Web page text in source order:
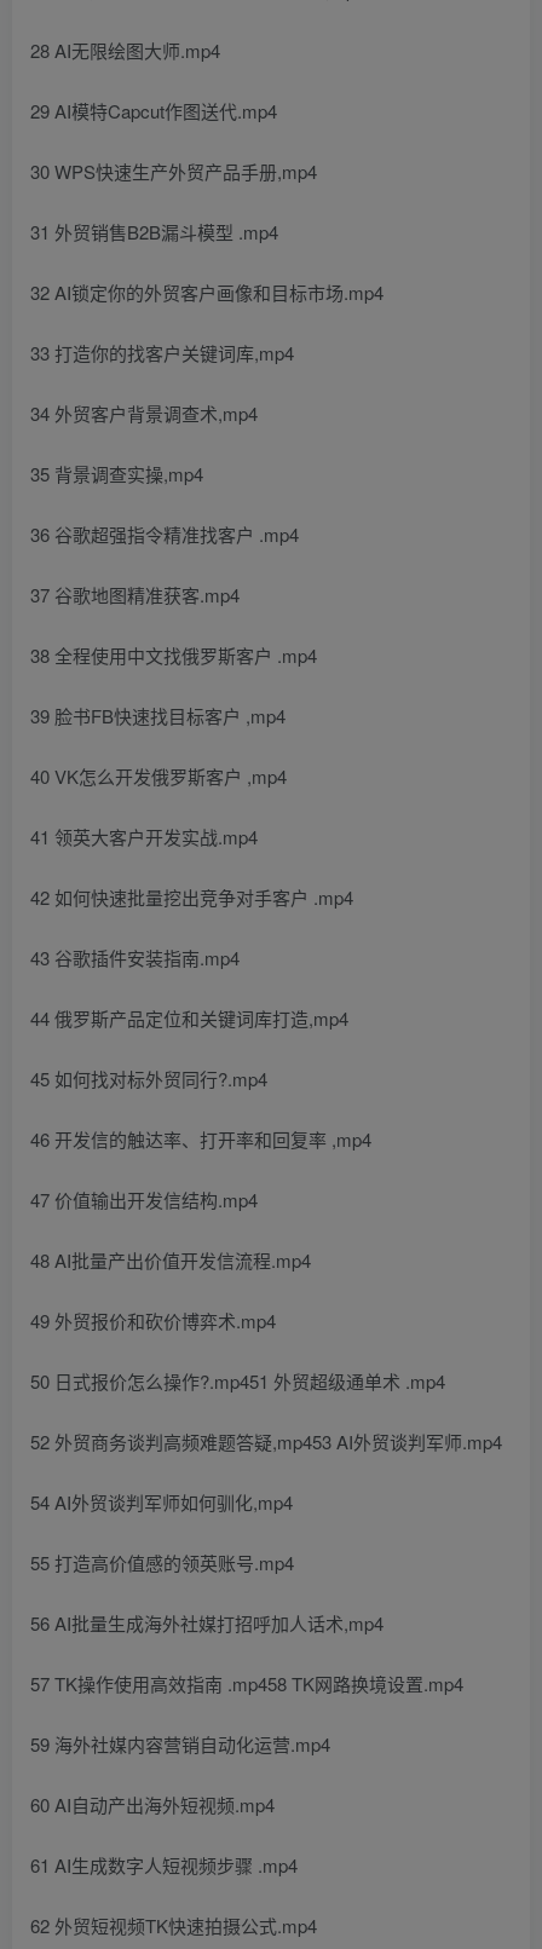
28 AI无限绘图大师.mp4
29 AI模特Capcut作图送代.mp4
30 WPS快速生产外贸产品手册,mp4
31 外贸销售B2B漏斗模型 .mp4
32 AI锁定你的外贸客户画像和目标市场.mp4
33 打造你的找客户关键词库,mp4
34 外贸客户背景调查术,mp4
35 背景调查实操,mp4
36 谷歌超强指令精准找客户 .mp4
37 谷歌地图精准获客.mp4
38 全程使用中文找俄罗斯客户 .mp4
39 脸书FB快速找目标客户 ,mp4
40 VK怎么开发俄罗斯客户 ,mp4
41 领英大客户开发实战.mp4
42 如何快速批量挖出竞争对手客户 .mp4
43 谷歌插件安装指南.mp4
44 俄罗斯产品定位和关键词库打造,mp4
45 如何找对标外贸同行?.mp4
46 开发信的触达率、打开率和回复率 ,mp4
47 价值输出开发信结构.mp4
48 AI批量产出价值开发信流程.mp4
49 外贸报价和砍价博弈术.mp4
50 日式报价怎么操作?.mp451 外贸超级通单术 .mp4
52 外贸商务谈判高频难题答疑,mp453 AI外贸谈判军师.mp4
54 AI外贸谈判军师如何驯化,mp4
55 打造高价值感的领英账号.mp4
56 AI批量生成海外社媒打招呼加人话术,mp4
57 TK操作使用高效指南 .mp458 TK网路换境设置.mp4
59 海外社媒内容营销自动化运营.mp4
60 AI自动产出海外短视频.mp4
61 AI生成数字人短视频步骤 .mp4
62 外贸短视频TK快速拍摄公式.mp4